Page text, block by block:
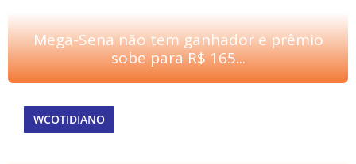
Mega-Sena não tem ganhador e prêmio
sobe para R$ 165...
WCOTIDIANO